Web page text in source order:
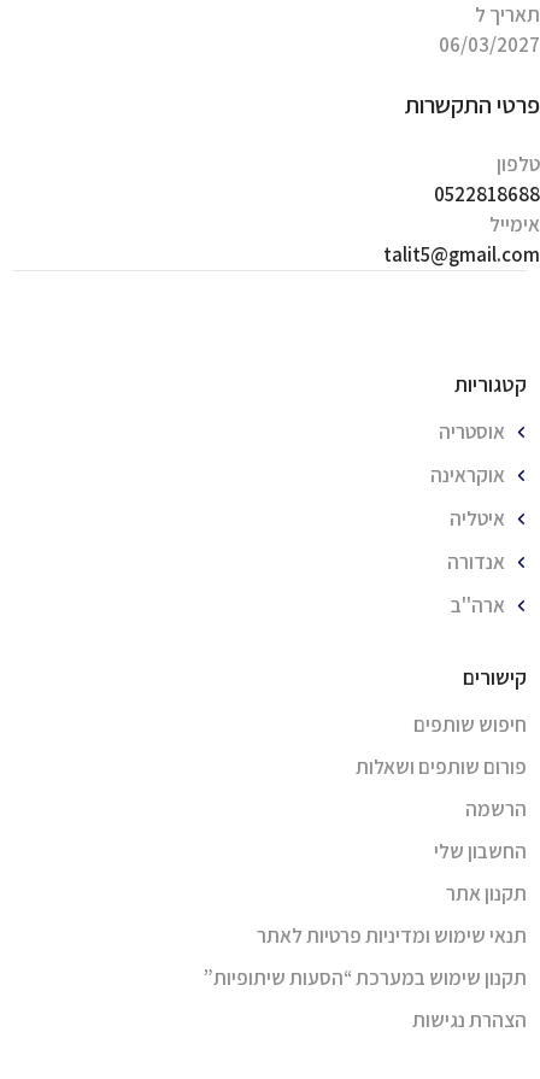
תאריך ל
06/03/2027
פרטי התקשרות
טלפון
0522818688
אימייל
talit5@gmail.com
קטגוריות
אוסטריה
אוקראינה
איטליה
אנדורה
ארה''ב
קישורים
חיפוש שותפים
פורום שותפים ושאלות
הרשמה
החשבון שלי
תקנון אתר
תנאי שימוש ומדיניות פרטיות לאתר
תקנון שימוש במערכת “הסעות שיתופיות”
הצהרת נגישות